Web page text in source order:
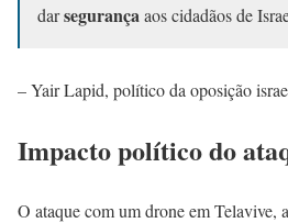
darsegurançaaos cidadãos de
– Yair Lapid, político da oposição
Impacto político do
O ataque com um drone em Telavive,